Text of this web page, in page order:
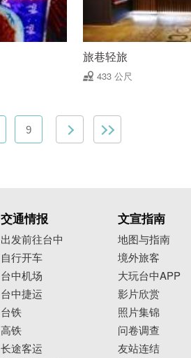
旅巷轻旅
433 公尺
9
交通情报
出发前往台中
自行开车
台中机场
台中捷运
台铁
高铁
长途客运
文宣指南
地图与指南
境外旅客
大玩台中APP
影片欣赏
照片集锦
问卷调查
友站连结